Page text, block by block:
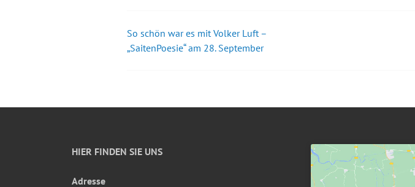
Beitrags-
So schön war es mit Volker Luft –
„SaitenPoesie“ am 28. September
HIER FINDEN SIE UNS
Adresse